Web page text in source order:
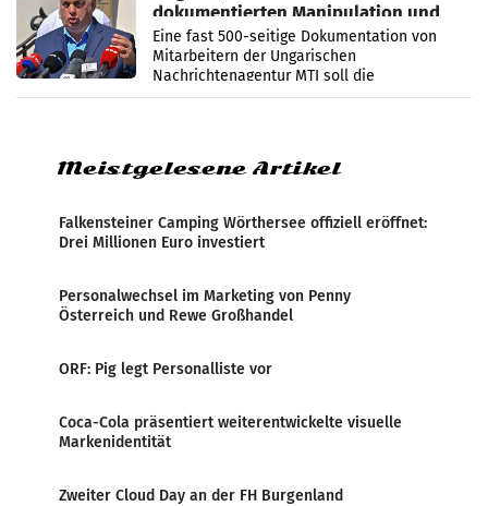
dokumentierten Manipulation und
Zensur
Eine fast 500-seitige Dokumentation von
Mitarbeitern der Ungarischen
Nachrichtenagentur MTI soll die
systematische Nachrichten-Manipulation und
Meistgelesene Artikel
Falkensteiner Camping Wörthersee offiziell eröffnet:
Drei Millionen Euro investiert
Personalwechsel im Marketing von Penny
Österreich und Rewe Großhandel
ORF: Pig legt Personalliste vor
Coca-Cola präsentiert weiterentwickelte visuelle
Markenidentität
Zweiter Cloud Day an der FH Burgenland